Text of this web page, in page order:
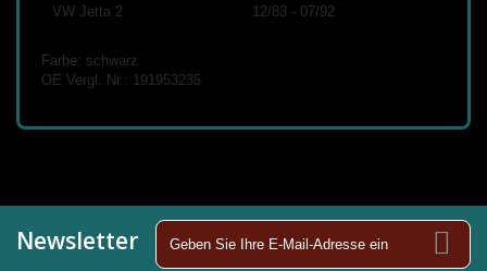
VW Jetta 2
12/83 - 07/92
Farbe: schwarz
OE Vergl. Nr.: 191953235
Newsletter